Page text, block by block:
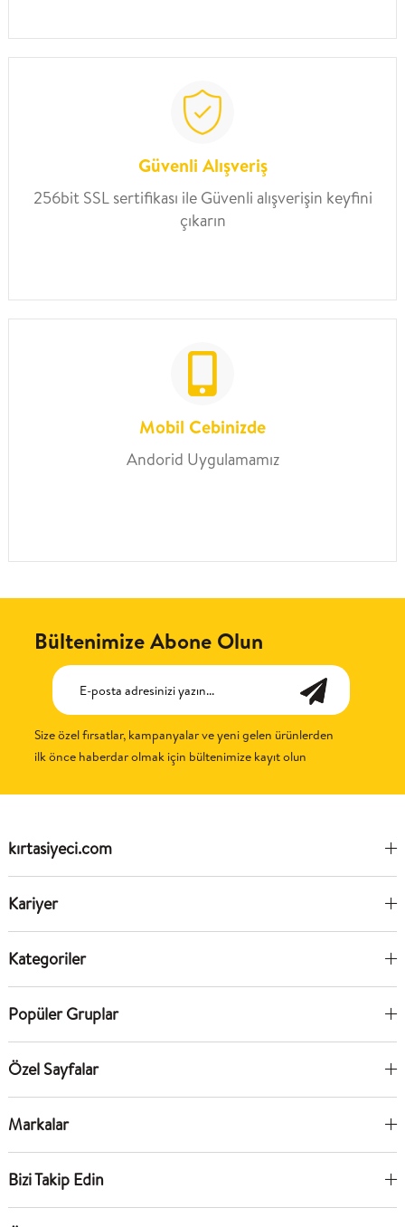
Güvenli Alışveriş
256bit SSL sertifikası ile Güvenli alışverişin keyfini
çıkarın
Mobil Cebinizde
Andorid Uygulamamız
Bültenimize Abone Olun
Size özel fırsatlar, kampanyalar ve yeni gelen ürünlerden
ilk önce haberdar olmak için bültenimize kayıt olun
kırtasiyeci.com
Kariyer
Kategoriler
Popüler Gruplar
Özel Sayfalar
Markalar
Bizi Takip Edin